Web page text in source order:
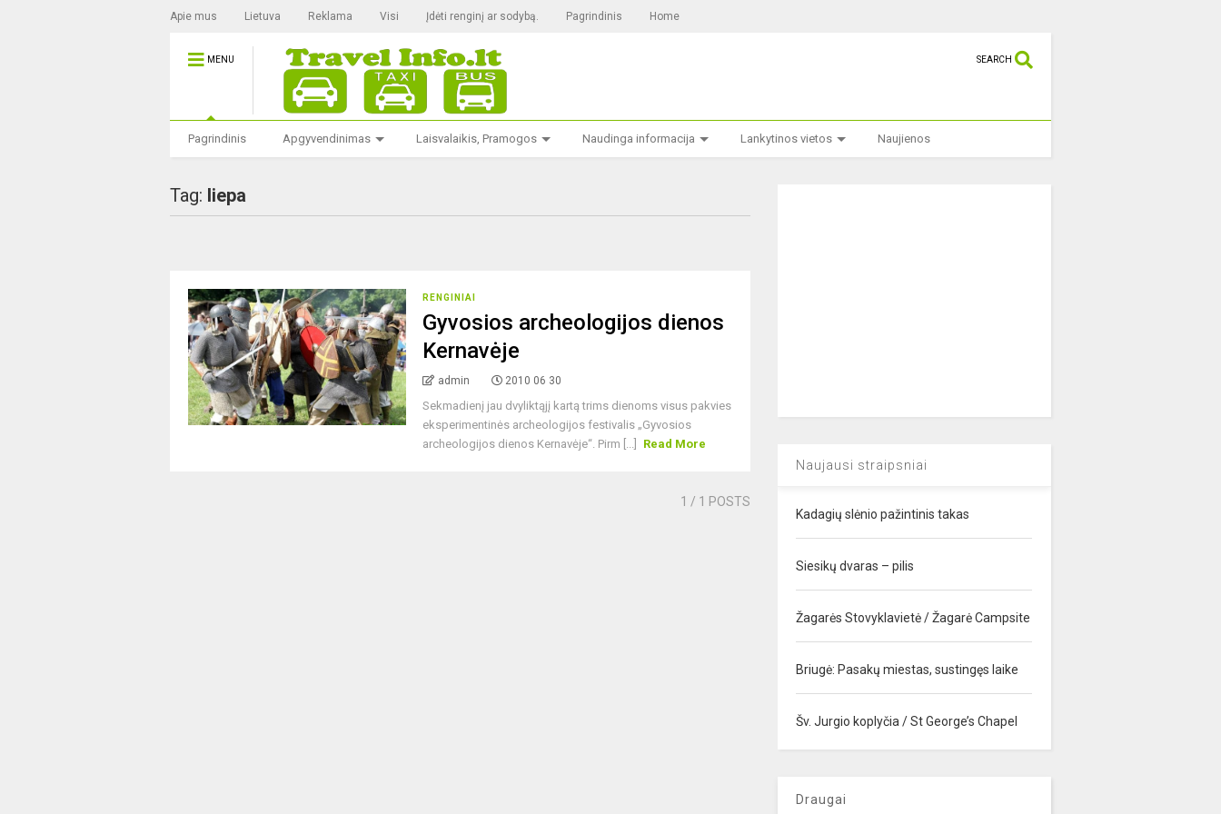
Apie mus Lietuva Reklama Visi Įdėti renginį ar sodybą. Pagrindinis Home
MENU SEARCH
Pagrindinis Apgyvendinimas Laisvalaikis, Pramogos Naudinga informacija Lankytinos vietos Naujienos
Tag: liepa
RENGINIAI
Gyvosios archeologijos dienos
Kernavėje
admin 2010 06 30
Sekmadienį jau dvyliktąjį kartą trims dienoms visus pakvies
eksperimentinės archeologijos festivalis „Gyvosios
archeologijos dienos Kernavėje“. Pirm [...]
Read More
1 / 1 POSTS
Naujausi straipsniai
Kadagių slėnio pažintinis takas
Siesikų dvaras – pilis
Žagarės Stovyklavietė / Žagarė Campsite
Briugė: Pasakų miestas, sustingęs laike
Šv. Jurgio koplyčia / St George’s Chapel
Draugai